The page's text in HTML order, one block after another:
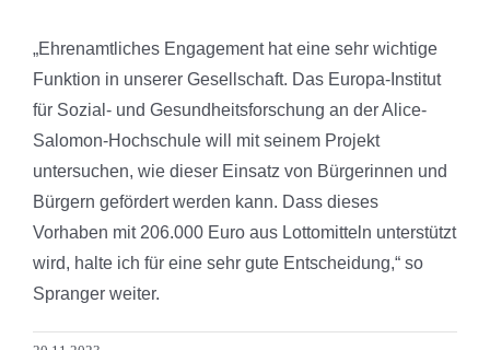
„Ehrenamtliches Engagement hat eine sehr wichtige
Funktion in unserer Gesellschaft. Das Europa-Institut
für Sozial- und Gesundheitsforschung an der Alice-
Salomon-Hochschule will mit seinem Projekt
untersuchen, wie dieser Einsatz von Bürgerinnen und
Bürgern gefördert werden kann. Dass dieses
Vorhaben mit 206.000 Euro aus Lottomitteln unterstützt
wird, halte ich für eine sehr gute Entscheidung,“ so
Spranger weiter.